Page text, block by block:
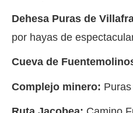
Dehesa Puras de
por hayas de
Cueva de
Complejo minero: